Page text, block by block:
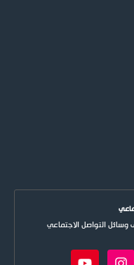
التواصل الاجتماعي